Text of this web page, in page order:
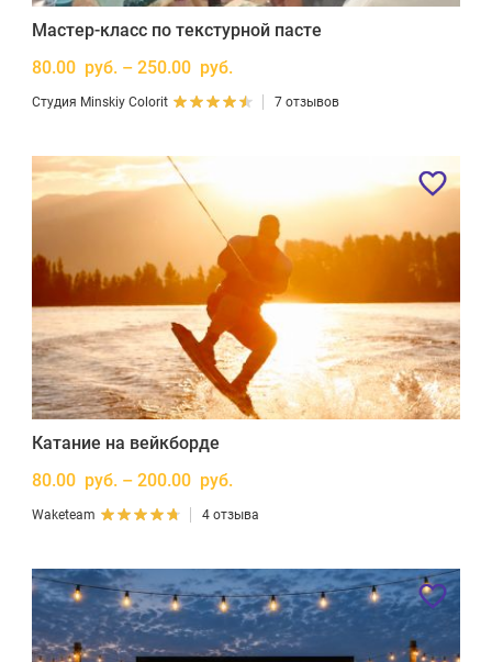
Мастер-класс по текстурной пасте
80.00 руб. – 250.00 руб.
Студия Minskiy Colorit 7 отзывов
Катание на вейкборде
80.00 руб. – 200.00 руб.
Waketeam 4 отзыва